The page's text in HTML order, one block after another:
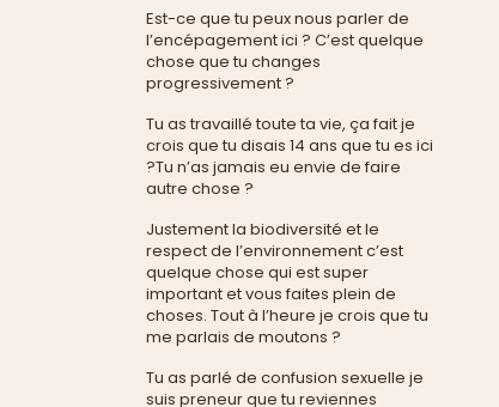
Est-ce que tu peux nous parler de
l’encépagement ici ? C’est quelque
chose que tu changes
progressivement ?
Tu as travaillé toute ta vie, ça fait je
crois que tu disais 14 ans que tu es ici
?Tu n’as jamais eu envie de faire
autre chose ?
Justement la biodiversité et le
respect de l’environnement c’est
quelque chose qui est super
important et vous faites plein de
choses. Tout à l’heure je crois que tu
me parlais de moutons ?
Tu as parlé de confusion sexuelle je
suis preneur que tu reviennes